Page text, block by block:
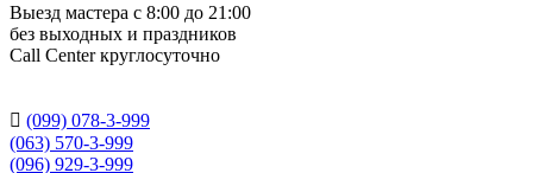
Выезд мастера с 8:00 до 21:00
без выходных и праздников
Сall Сenter круглосуточно
 (099) 078-3-999
(063) 570-3-999
(096) 929-3-999